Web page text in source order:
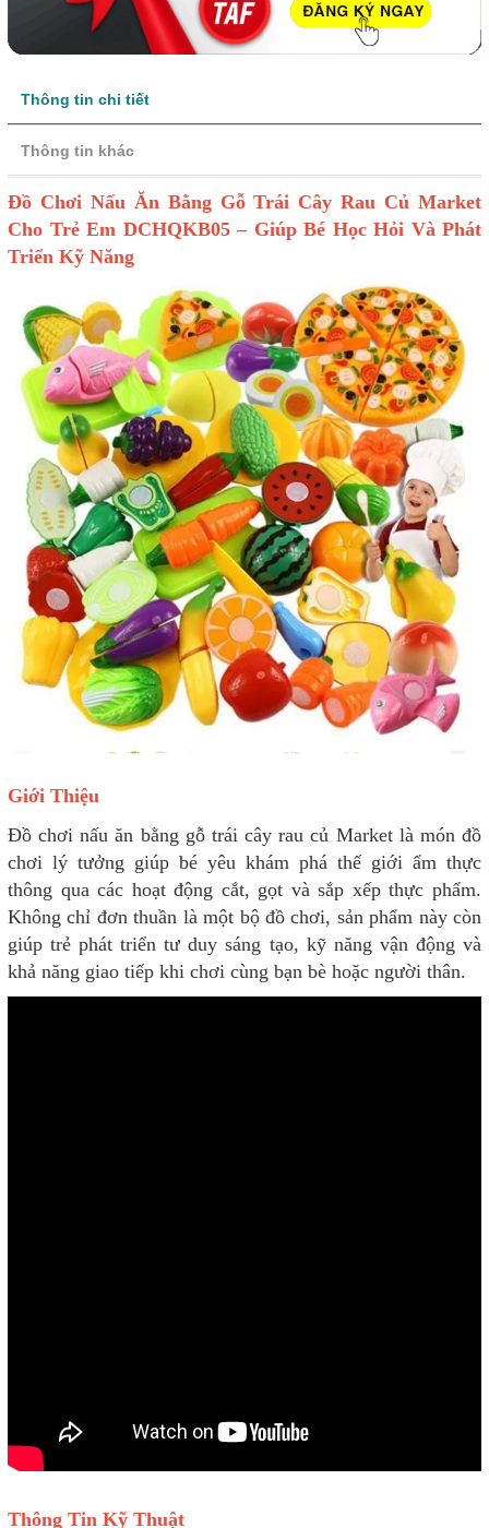
Thông tin chi tiết
Thông tin khác
Đồ Chơi Nấu Ăn Bằng Gỗ Trái Cây Rau Củ Market
Cho Trẻ Em DCHQKB05 – Giúp Bé Học Hỏi Và Phát
Triển Kỹ Năng
Giới Thiệu
Đồ chơi nấu ăn bằng gỗ trái cây rau củ Market là món đồ
chơi lý tưởng giúp bé yêu khám phá thế giới ẩm thực
thông qua các hoạt động cắt, gọt và sắp xếp thực phẩm.
Không chỉ đơn thuần là một bộ đồ chơi, sản phẩm này còn
giúp trẻ phát triển tư duy sáng tạo, kỹ năng vận động và
khả năng giao tiếp khi chơi cùng bạn bè hoặc người thân.
Thông Tin Kỹ Thuật